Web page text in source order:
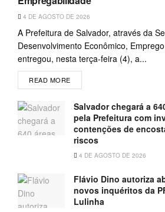
4 DE AGOSTO DE 2026
A Prefeitura de Salvador, através da
Desenvolvimento Econômico,
entregou, nesta terça-feira (4), a...
READ MORE
Salvador chegará a
pela Prefeitura com
contenções de
riscos
4 DE AGOSTO DE 2026
Flávio Dino autoriza
novos inquéritos da
Lulinha